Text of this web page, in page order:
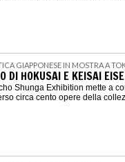
GIAPPONESE IN MOSTRA A
DI HOKUSAI E KEISAI
Shunga Exhibition mette a
circa cento opere della